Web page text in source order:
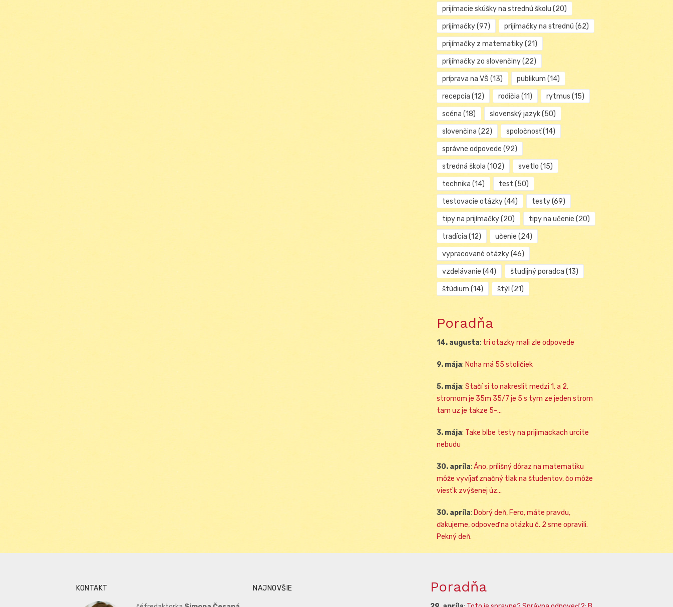
prijímacie skúšky na strednú školu (20)
prijímačky(97) prijímačky na strednú (62)
prijímačky z matematiky(21)
prijímačky zo slovenčiny(22)
príprava na VŠ (13) publikum (14)
recepcia (12) rodičia (11) rytmus (15)
scéna (18) slovenský jazyk(50)
slovenčina (22) spoločnosť(14)
správne odpovede (92)
stredná škola (102) svetlo (15)
technika (14) test (50)
testovacie otázky(44) testy(69)
tipy na prijímačky(20) tipy na učenie (20)
tradícia (12) učenie (24)
vypracované otázky(46)
vzdelávanie (44) študijný poradca (13)
štúdium (14) štýl (21)
Poradňa
14. augusta: tri otazky mali zle odpovede
9. mája: Noha má 55 stoličiek
5. mája: Stačí si to nakreslit medzi 1, a 2,
stromom je 35m 35/7 je 5 s tym ze jeden strom
tam uz je takze 5-...
3. mája: Take blbe testy na prijimackach urcite
nebudu
30. apríla: Áno, prílišný dôraz na matematiku
môže vyvíjať značný tlak na študentov, čo môže
viesť k zvýšenej úz...
30. apríla: Dobrý deň, Fero, máte pravdu,
ďakujeme, odpoveď na otázku č. 2 sme opravili.
Pekný deň.
KONTAKT NAJNOVŠIE Poradňa